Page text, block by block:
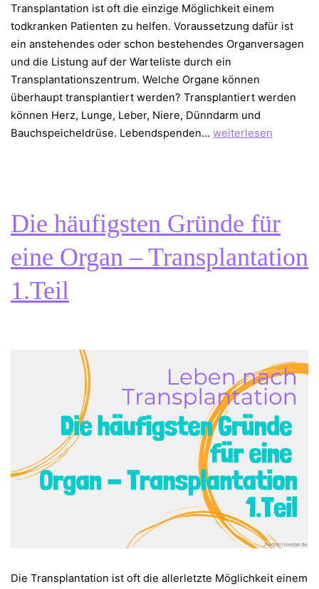
Transplantation ist oft die einzige Möglichkeit einem
todkranken Patienten zu helfen. Voraussetzung dafür ist
ein anstehendes oder schon bestehendes Organversagen
und die Listung auf der Warteliste durch ein
Transplantationszentrum. Welche Organe können
überhaupt transplantiert werden? Transplantiert werden
können Herz, Lunge, Leber, Niere, Dünndarm und
Bauchspeicheldrüse. Lebendspenden… Die
Organ
–
Transplantation
weiterlesen
Die häufigsten Gründe für
eine Organ – Transplantation
1.Teil
Die Transplantation ist oft die allerletzte Möglichkeit einem